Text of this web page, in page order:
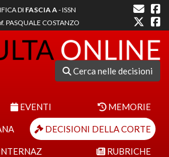
DI FASCIA A- ISSN
PASQUALE COSTANZO
Cerca nelle decisioni
EVENTI MEMORIE
DECISIONI DELLA CORTE
RUBRICHE